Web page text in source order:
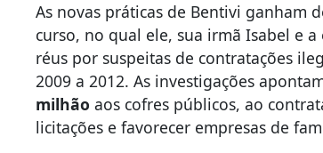
As novas práticas de Bentivi ganham
curso, no qual ele, sua irmã Isabel e
réus por suspeitas de contratações
2009 a 2012. As investigações
milhão aos cofres públicos, ao
licitações e favorecer empresas de